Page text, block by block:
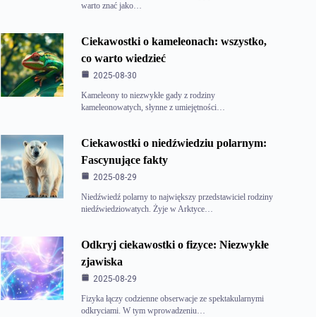
warto znać jako…
Ciekawostki o kameleonach: wszystko,
co warto wiedzieć
2025-08-30
Kameleony to niezwykłe gady z rodziny
kameleonowatych, słynne z umiejętności…
Ciekawostki o niedźwiedziu polarnym:
Fascynujące fakty
2025-08-29
Niedźwiedź polarny to największy przedstawiciel rodziny
niedźwiedziowatych. Żyje w Arktyce…
Odkryj ciekawostki o fizyce: Niezwykłe
zjawiska
2025-08-29
Fizyka łączy codzienne obserwacje ze spektakularnymi
odkryciami. W tym wprowadzeniu…